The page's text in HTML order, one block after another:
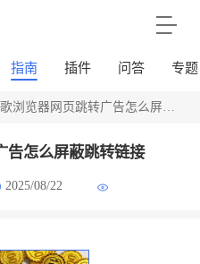
指南 插件 问答 专题
览器网页跳转广告怎么屏蔽跳转链接
告怎么屏蔽跳转链接
2025/08/22